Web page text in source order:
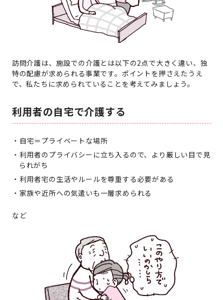
訪問介護は、施設での介護とは以下の2点で大きく違い、独
特の配慮が求められる事業です。ポイントを押さえたうえ
で、私たちに求められていることを考えてみましょう。
利用者の自宅で介護する
自宅＝プライベートな場所
利用者のプライバシーに立ち入るので、より厳しい目で見
られがち
利用者宅の生活やルールを尊重する必要がある
家族や近所への気遣いも一層求められる
など